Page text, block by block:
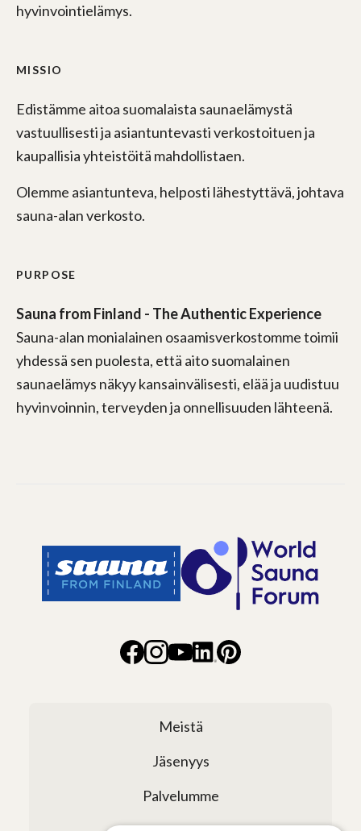
hyvinvointielämys.
MISSIO
Edistämme aitoa suomalaista saunaelämystä
vastuullisesti ja asiantuntevasti verkostoituen ja
kaupallisia yhteistöitä mahdollistaen.
Olemme asiantunteva, helposti lähestyttävä, johtava
sauna-alan verkosto.
PURPOSE
Sauna from Finland - The Authentic Experience
Sauna-alan monialainen osaamisverkostomme toimii
yhdessä sen puolesta, että aito suomalainen
saunaelämys näkyy kansainvälisesti, elää ja uudistuu
hyvinvoinnin, terveyden ja onnellisuuden lähteenä.
Meistä
Jäsenyys
Palvelumme